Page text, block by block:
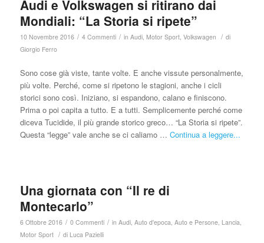
Audi e Volkswagen si ritirano dai
Mondiali: “La Storia si ripete”
10 Novembre 2016 / 4 Commenti / in Audi, Motor Sport, Volkswagen / di
Giorgio Ferro
Sono cose già viste, tante volte. E anche vissute personalmente,
più volte. Perché, come si ripetono le stagioni, anche i cicli
storici sono così. Iniziano, si espandono, calano e finiscono.
Prima o poi capita a tutto. E a tutti. Semplicemente perché come
diceva Tucidide, il più grande storico greco… “La Storia si ripete”.
Questa “legge” vale anche se ci caliamo … Continua a leggere...
Una giornata con “Il re di
Montecarlo”
6 Ottobre 2016 / 0 Commenti / in Audi, Auto d'epoca Auto e Persone, Lancia
Motor Sport / di Luca Pazielli